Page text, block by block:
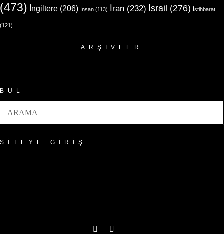
(473) İngiltere (206) İnsan (113) İran (232) İsrail (276) İstihbarat
(121)
ARŞIVLER
BUL
SITEYE GIRIŞ